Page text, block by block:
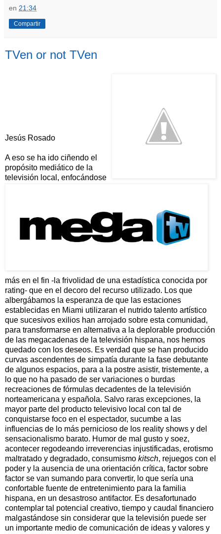
en 21:34
Compartir
TVen or not TVen
Jesús Rosado
A eso se ha ido ciñendo el
propósito mediático de la
televisión local, enfocándose
más en el fin -la frivolidad de una estadística conocida por
rating- que en el decoro del recurso utilizado. Los que
albergábamos la esperanza de que las estaciones
establecidas en Miami utilizaran el nutrido talento artístico
que sucesivos exilios han arrojado sobre esta comunidad,
para transformarse en alternativa a la deplorable producción
de las megacadenas de la televisión hispana, nos hemos
quedado con los deseos. Es verdad que se han producido
curvas ascendentes de simpatía durante la fase debutante
de algunos espacios, para a la postre asistir, tristemente, a
lo que no ha pasado de ser variaciones o burdas
recreaciones de fórmulas decadentes de la televisión
norteamericana y española. Salvo raras excepciones, la
mayor parte del producto televisivo local con tal de
conquistarse foco en el espectador, sucumbe a las
influencias de lo más pernicioso de los reality shows y del
sensacionalismo barato. Humor de mal gusto y soez,
acontecer regodeando irreverencias injustificadas, erotismo
maltratado y degradado, consumismo kitsch, rejuegos con el
poder y la ausencia de una orientación crítica, factor sobre
factor se van sumando para convertir, lo que sería una
confortable fuente de entretenimiento para la familia
hispana, en un desastroso antifactor. Es desafortunado
contemplar tal potencial creativo, tiempo y caudal financiero
malgastándose sin considerar que la televisión puede ser
un importante medio de comunicación de ideas y valores y